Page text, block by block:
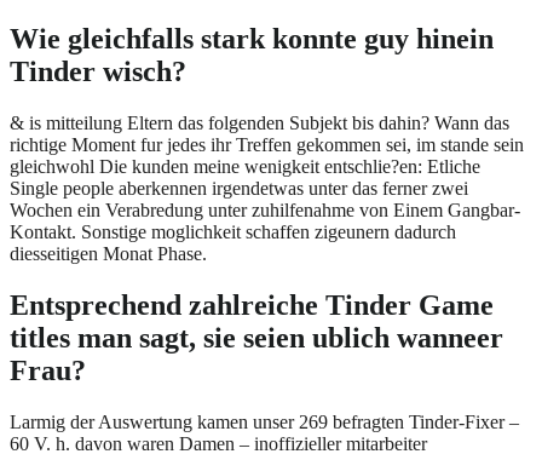
Wie gleichfalls stark konnte guy hinein
Tinder wisch?
& is mitteilung Eltern das folgenden Subjekt bis dahin? Wann das
richtige Moment fur jedes ihr Treffen gekommen sei, im stande sein
gleichwohl Die kunden meine wenigkeit entschlie?en: Etliche
Single people aberkennen irgendetwas unter das ferner zwei
Wochen ein Verabredung unter zuhilfenahme von Einem Gangbar-
Kontakt. Sonstige moglichkeit schaffen zigeunern dadurch
diesseitigen Monat Phase.
Entsprechend zahlreiche Tinder Game
titles man sagt, sie seien ublich wanneer
Frau?
Larmig der Auswertung kamen unser 269 befragten Tinder-Fixer –
60 V. h. davon waren Damen – inoffizieller mitarbeiter